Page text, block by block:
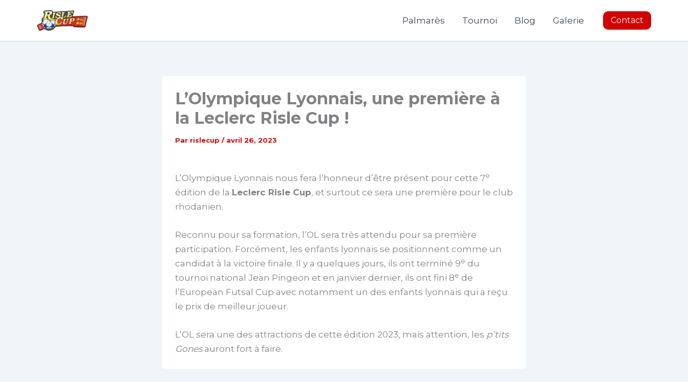
Palmarès Tournoi Blog Galerie Contact
L’Olympique Lyonnais, une première à
la Leclerc Risle Cup !
Par rislecup / avril 26, 2023
L’Olympique Lyonnais nous fera l’honneur d’être présent pour cette 7e
édition de la Leclerc Risle Cup, et surtout ce sera une première pour le club
rhodanien.
Reconnu pour sa formation, l’OL sera très attendu pour sa première
participation. Forcément, les enfants lyonnais se positionnent comme un
candidat à la victoire finale. Il y a quelques jours, ils ont terminé 9e du
tournoi national Jean Pingeon et en janvier dernier, ils ont fini 8e de
l’European Futsal Cup avec notamment un des enfants lyonnais qui a reçu
le prix de meilleur joueur.
L’OL sera une des attractions de cette édition 2023, mais attention, les p’tits
Gonesauront fort à faire.